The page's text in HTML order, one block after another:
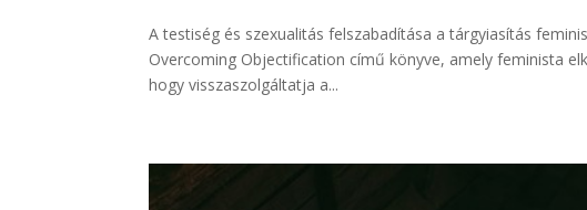
A testiség és szexualitás felszabadítása a tárgyiasítás
Overcoming Objectification című könyve, amely feminista
hogy visszaszolgáltatja a...